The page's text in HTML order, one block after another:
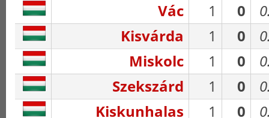
Vác
1 0
Kisvárda
1 0
Miskolc
1 0
Szekszárd
1 0
Kiskunhalas
1 0